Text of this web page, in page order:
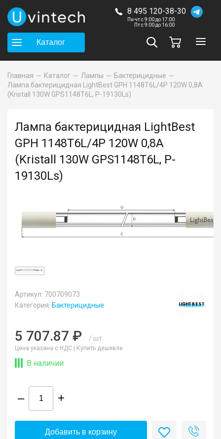
8 495 120-38-30
Пн-чт с 9:00 до 17:00
Пт с 9:00 до 16:00
Каталог
Главная Каталог Лампы
Бактерицидные
Лампа бактерицидная LightBest GPH 1148T6L/4P 120W 0,8A
(Kristall 130W GPS1148T6L, P-19130Ls)
Лампа бактерицидная LightBest
GPH 1148T6L/4P 120W 0,8A
(Kristall 130W GPS1148T6L, P-
19130Ls)
Артикул: 700709073
Категория: Бактерицидные
5 707.87 ₽ / шт.
Цена указана с НДС | Купить дешевле
В наличии
– +
Добавить в корзину